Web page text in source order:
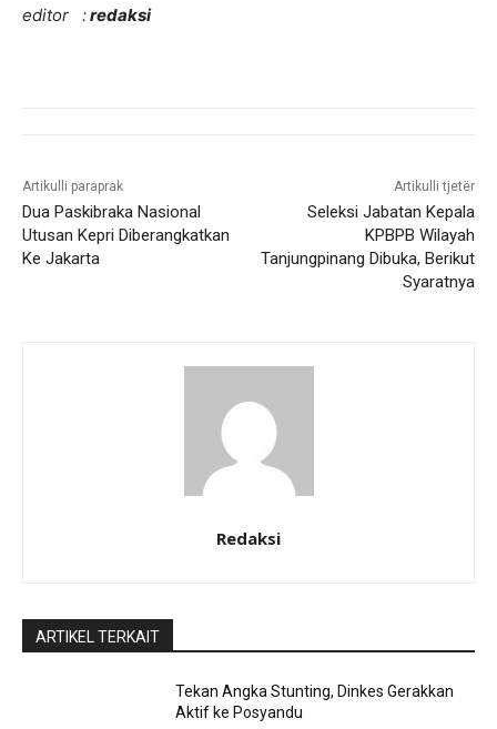
editor :redaksi
Artikulli paraprak
Dua Paskibraka Nasional
Utusan Kepri Diberangkatkan
Ke Jakarta
Artikulli tjetër
Seleksi Jabatan Kepala
KPBPB Wilayah
Tanjungpinang Dibuka, Berikut
Syaratnya
Redaksi
ARTIKEL TERKAIT
Tekan Angka Stunting, Dinkes Gerakkan
Aktif ke Posyandu